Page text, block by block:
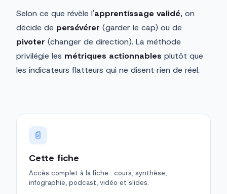
Selon ce que révèle l'apprentissage validé, on
décide de persévérer (garder le cap) ou de
pivoter (changer de direction). La méthode
privilégie les métriques actionnables plutôt que
les indicateurs flatteurs qui ne disent rien de réel.
📄
Cette fiche
Accès complet à la fiche : cours, synthèse,
infographie, podcast, vidéo et slides.